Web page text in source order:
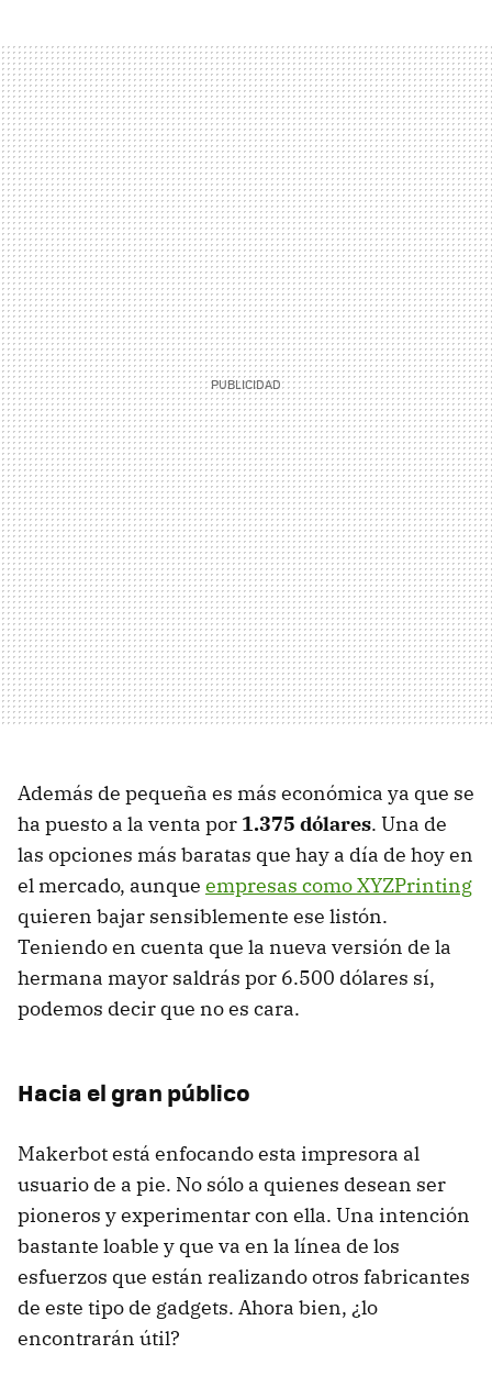
Además de pequeña es más económica ya que se
ha puesto a la venta por 1.375 dólares. Una de
las opciones más baratas que hay a día de hoy en
el mercado, aunque empresas como XYZPrinting
quieren bajar sensiblemente ese listón.
Teniendo en cuenta que la nueva versión de la
hermana mayor saldrás por 6.500 dólares sí,
podemos decir que no es cara.
Hacia el gran público
Makerbot está enfocando esta impresora al
usuario de a pie. No sólo a quienes desean ser
pioneros y experimentar con ella. Una intención
bastante loable y que va en la línea de los
esfuerzos que están realizando otros fabricantes
de este tipo de gadgets. Ahora bien, ¿lo
encontrarán útil?